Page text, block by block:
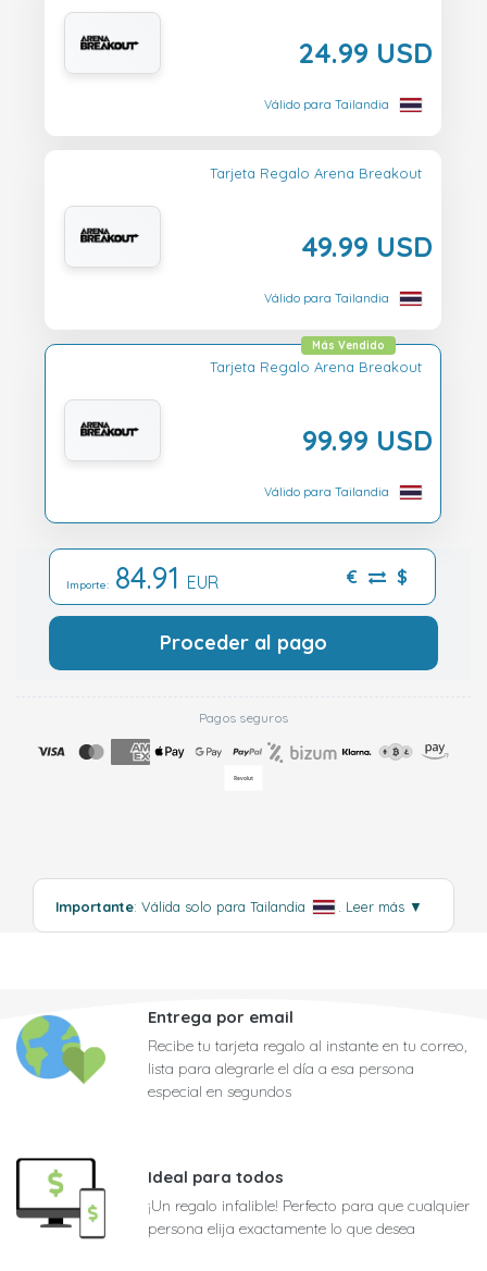
24.99 USD
Válido para Tailandia
Tarjeta Regalo Arena Breakout
49.99 USD
Válido para Tailandia
Tarjeta Regalo Arena Breakout
99.99 USD
Más Vendido
Válido para Tailandia
Importe: 84.91 EUR € $
Proceder al pago
Pagos seguros
Importante: Válida solo para Tailandia Leer más ▼
Entrega por email
Recibe tu tarjeta regalo al instante en tu correo,
lista para alegrarle el día a esa persona
especial en segundos
Ideal para todos
¡Un regalo infalible! Perfecto para que cualquier
persona elija exactamente lo que desea